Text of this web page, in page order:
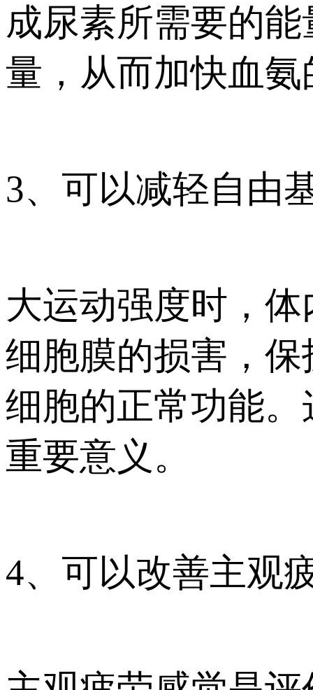
成尿素所需要的
量，从而加快血
3、可以减轻自由
大运动强度时，
细胞膜的损害，
细胞的正常功能
重要意义。
4、可以改善主观